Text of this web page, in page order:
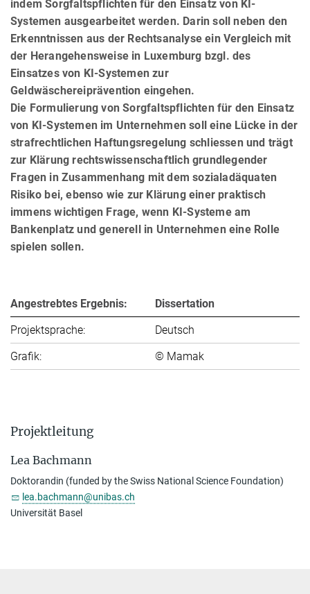
indem Sorgfaltspflichten für den Einsatz von KI-
Systemen ausgearbeitet werden. Darin soll neben den
Erkenntnissen aus der Rechtsanalyse ein Vergleich mit
der Herangehensweise in Luxemburg bzgl. des
Einsatzes von KI-Systemen zur
Geldwäschereiprävention eingehen.
Die Formulierung von Sorgfaltspflichten für den Einsatz
von KI-Systemen im Unter­neh­men soll eine Lücke in der
strafrechtlichen Haftungsregelung schliessen und trägt
zur Klärung rechtswissenschaftlich grundlegender
Fragen in Zusammenhang mit dem sozialadäquaten
Risiko bei, ebenso wie zur Klärung einer praktisch
immens wichtigen Frage, wenn KI-Systeme am
Bankenplatz und generell in Unternehmen eine Rolle
spielen sollen.
Angestrebtes Ergebnis:
Dissertation
Projektsprache:
Deutsch
Grafik:
© Mamak
Projektleitung
Lea Bachmann
Doktorandin (funded by the Swiss National Science Foundation)
lea.bachmann@unibas.ch
Universität Basel